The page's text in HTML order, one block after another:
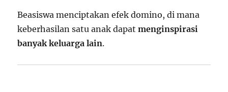
Beasiswa menciptakan efek domino, di mana
keberhasilan satu anak dapatmenginspirasi
banyak keluarga lain.